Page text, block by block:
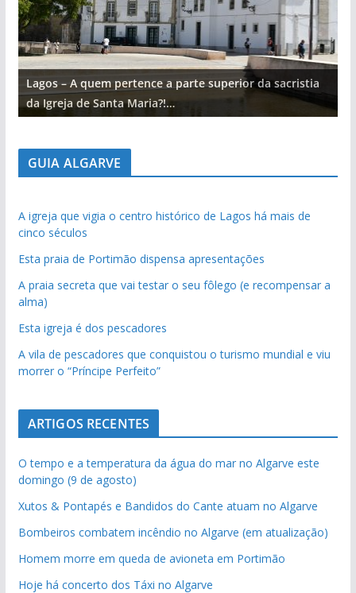
Lagos – A quem pertence a parte superior da sacristia
da Igreja de Santa Maria?!…
GUIA ALGARVE
A igreja que vigia o centro histórico de Lagos há mais de
cinco séculos
Esta praia de Portimão dispensa apresentações
A praia secreta que vai testar o seu fôlego (e recompensar a
alma)
Esta igreja é dos pescadores
A vila de pescadores que conquistou o turismo mundial e viu
morrer o “Príncipe Perfeito”
ARTIGOS RECENTES
O tempo e a temperatura da água do mar no Algarve este
domingo (9 de agosto)
Xutos & Pontapés e Bandidos do Cante atuam no Algarve
Bombeiros combatem incêndio no Algarve (em atualização)
Homem morre em queda de avioneta em Portimão
Hoje há concerto dos Táxi no Algarve